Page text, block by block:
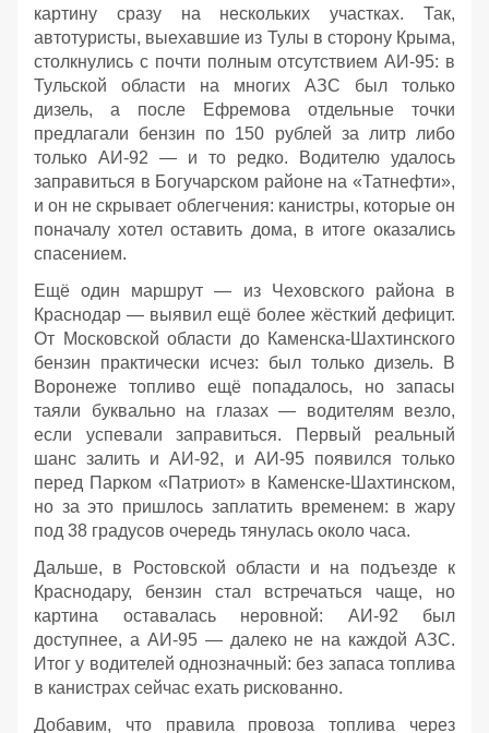
картину сразу на нескольких участках. Так,
автотуристы, выехавшие из Тулы в сторону Крыма,
столкнулись с почти полным отсутствием АИ‑95: в
Тульской области на многих АЗС был только
дизель, а после Ефремова отдельные точки
предлагали бензин по 150 рублей за литр либо
только АИ‑92 — и то редко. Водителю удалось
заправиться в Богучарском районе на «Татнефти»,
и он не скрывает облегчения: канистры, которые он
поначалу хотел оставить дома, в итоге оказались
спасением.
Ещё один маршрут — из Чеховского района в
Краснодар — выявил ещё более жёсткий дефицит.
От Московской области до Каменска‑Шахтинского
бензин практически исчез: был только дизель. В
Воронеже топливо ещё попадалось, но запасы
таяли буквально на глазах — водителям везло,
если успевали заправиться. Первый реальный
шанс залить и АИ‑92, и АИ‑95 появился только
перед Парком «Патриот» в Каменске‑Шахтинском,
но за это пришлось заплатить временем: в жару
под 38 градусов очередь тянулась около часа.
Дальше, в Ростовской области и на подъезде к
Краснодару, бензин стал встречаться чаще, но
картина оставалась неровной: АИ‑92 был
доступнее, а АИ‑95 — далеко не на каждой АЗС.
Итог у водителей однозначный: без запаса топлива
в канистрах сейчас ехать рискованно.
Добавим, что правила провоза топлива через